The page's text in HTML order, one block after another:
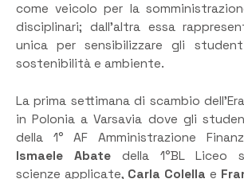
come veicolo per la
disciplinari; dall’altra essa
unica per sensibilizzare gli
sostenibilità e ambiente.
La prima settimana di scambio
in Polonia a Varsavia dove gli
della 1° AF Amministrazione
Ismaele Abatedella 1°BL Liceo
scienze applicate, Carla Colella e